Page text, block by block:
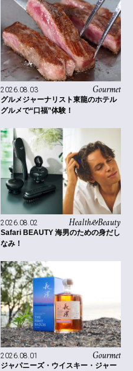
Gourmet
2026.08.03
グルメジャーナリスト東龍のホテル
グルメで“口福”体験！
Health&Beauty
2026.08.02
Safari BEAUTY 海男のための身だし
なみ！
Gourmet
2026.08.01
ジャパニーズ・ウイスキー・ジャー